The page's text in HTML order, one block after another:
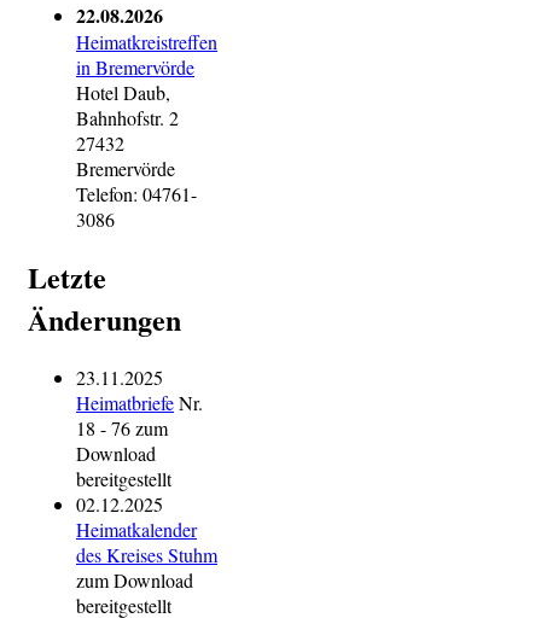
22.08.2026
Heimatkreistreffen
in Bremervörde
Hotel Daub,
Bahnhofstr. 2
27432
Bremervörde
Telefon: 04761-
3086
Letzte
Änderungen
23.11.2025
HeimatbriefeNr.
18 - 76 zum
Download
bereitgestellt
02.12.2025
Heimatkalender
des Kreises Stuhm
zum Download
bereitgestellt